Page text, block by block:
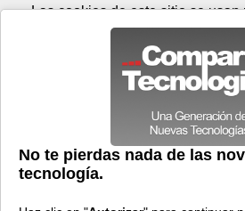
Prensa Videos
> reduce
reduce
Sábado 08 de agosto - 21:07
Las cookies de este sitio se usan
contenido y los anuncios, para
sociales y para analizar el tráfico.
información sobre el uso que haga
partners de medios sociales, de
web.
OK